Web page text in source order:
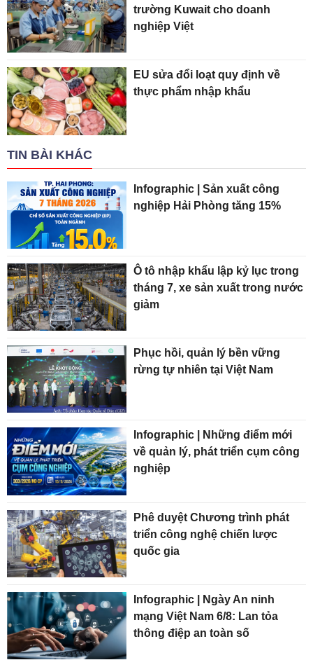
trường Kuwait cho doanh
nghiệp Việt
EU sửa đổi loạt quy định về
thực phẩm nhập khẩu
TIN BÀI KHÁC
Infographic | Sản xuất công
nghiệp Hải Phòng tăng 15%
Ô tô nhập khẩu lập kỷ lục trong
tháng 7, xe sản xuất trong nước
giảm
Phục hồi, quản lý bền vững
rừng tự nhiên tại Việt Nam
Infographic | Những điểm mới
về quản lý, phát triển cụm công
nghiệp
Phê duyệt Chương trình phát
triển công nghệ chiến lược
quốc gia
Infographic | Ngày An ninh
mạng Việt Nam 6/8: Lan tỏa
thông điệp an toàn số